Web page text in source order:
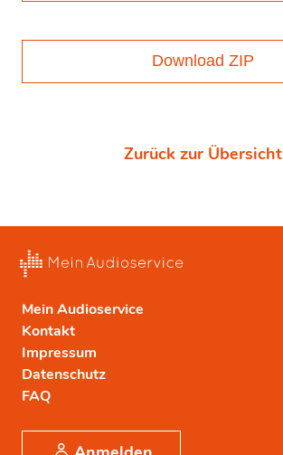
Download ZIP
Zurück zur Übersicht
Mein Audioservice
Kontakt
Impressum
Datenschutz
FAQ